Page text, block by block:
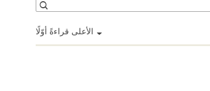
الأعلى قراءةً أوّلًا